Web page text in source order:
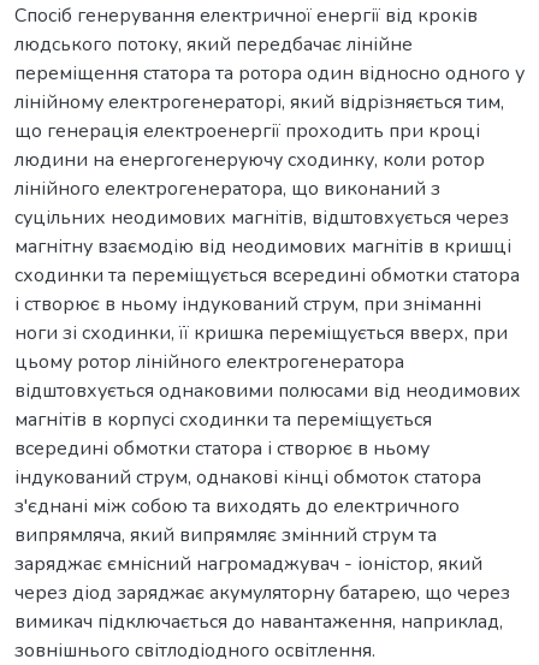
Спосіб генерування електричної енергії від кроків
людського потоку, який передбачає лінійне
переміщення статора та ротора один відносно одного у
лінійному електрогенераторі, який відрізняється тим,
що генерація електроенергії проходить при кроці
людини на енергогенеруючу сходинку, коли ротор
лінійного електрогенератора, що виконаний з
суцільних неодимових магнітів, відштовхується через
магнітну взаємодію від неодимових магнітів в кришці
сходинки та переміщується всередині обмотки статора
і створює в ньому індукований струм, при зніманні
ноги зі сходинки, її кришка переміщується вверх, при
цьому ротор лінійного електрогенератора
відштовхується однаковими полюсами від неодимових
магнітів в корпусі сходинки та переміщується
всередині обмотки статора і створює в ньому
індукований струм, однакові кінці обмоток статора
з'єднані між собою та виходять до електричного
випрямляча, який випрямляє змінний струм та
заряджає ємнісний нагромаджувач - іоністор, який
через діод заряджає акумуляторну батарею, що через
вимикач підключається до навантаження, наприклад,
зовнішнього світлодіодного освітлення.